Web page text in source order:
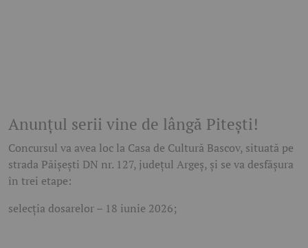
Anunțul serii vine de lângă Pitești!
Concursul va avea loc la Casa de Cultură Bascov, situată pe
strada Păișești DN nr. 127, județul Argeș, și se va desfășura
în trei etape:
selecția dosarelor – 18 iunie 2026;